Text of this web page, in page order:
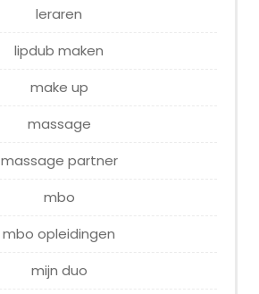
leraren
lipdub maken
make up
massage
massage partner
mbo
mbo opleidingen
mijn duo